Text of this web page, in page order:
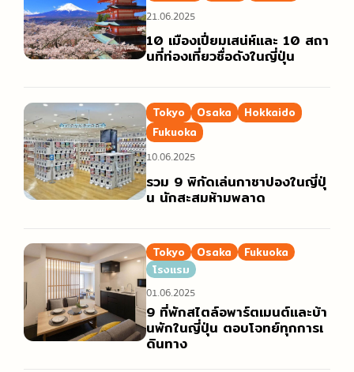
10 เมืองเปี่ยมเสน่ห์และ 10 สถา
นที่ท่องเที่ยวชื่อดังในญี่ปุ่น
21.06.2025
Tokyo Osaka
Hokkaido
Fukuoka
รวม 9 พิกัดเล่นกาชาปองในญี่ปุ่
น นักสะสมห้ามพลาด
10.06.2025
Tokyo Osaka
Fukuoka
โรงแรม
9 ที่พักสไตล์อพาร์ตเมนต์และบ้า
นพักในญี่ปุ่น ตอบโจทย์ทุกการเ
ดินทาง
01.06.2025